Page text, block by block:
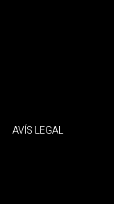
AVÍS LEGAL